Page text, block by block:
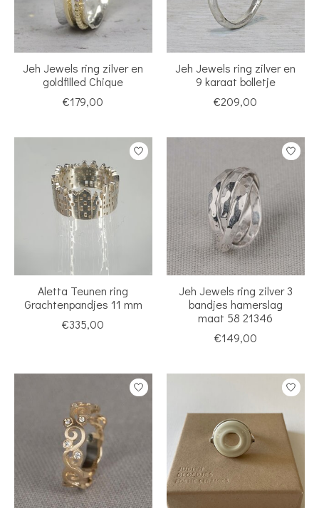
Jeh Jewels ring zilver en
goldfilled Chique
€179,00
Jeh Jewels ring zilver en
9 karaat bolletje
€209,00
Aletta Teunen ring
Grachtenpandjes 11 mm
€335,00
Jeh Jewels ring zilver 3
bandjes hamerslag
maat 58 21346
€149,00